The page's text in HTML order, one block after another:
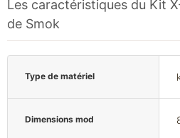
Les caractéristiques du Kit
de Smok
Type de matériel
Dimensions mod